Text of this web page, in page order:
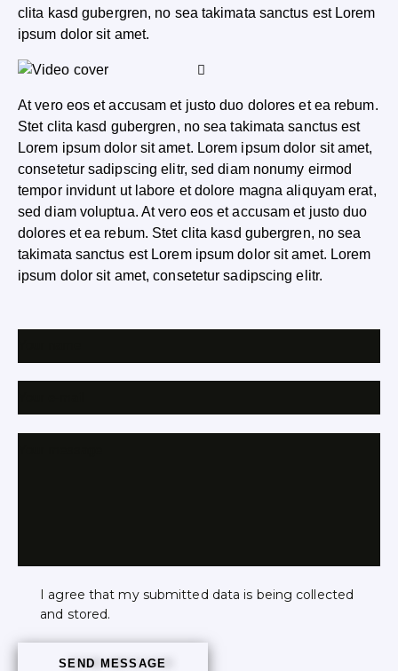
clita kasd gubergren, no sea takimata sanctus est Lorem
ipsum dolor sit amet.
At vero eos et accusam et justo duo dolores et ea rebum.
Stet clita kasd gubergren, no sea takimata sanctus est
Lorem ipsum dolor sit amet. Lorem ipsum dolor sit amet,
consetetur sadipscing elitr, sed diam nonumy eirmod
tempor invidunt ut labore et dolore magna aliquyam erat,
sed diam voluptua. At vero eos et accusam et justo duo
dolores et ea rebum. Stet clita kasd gubergren, no sea
takimata sanctus est Lorem ipsum dolor sit amet. Lorem
ipsum dolor sit amet, consetetur sadipscing elitr.
I agree that my submitted data is being collected
and stored.
SEND MESSAGE